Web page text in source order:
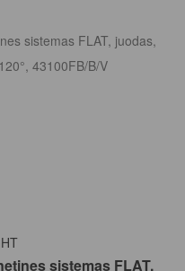
sistemas FLAT,